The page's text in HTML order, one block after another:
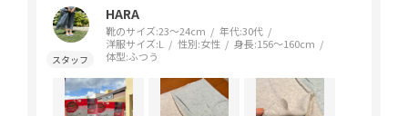
HARA
靴のサイズ:23～24cm 年代:30代
洋服サイズ:L 性別:女性 身長:156～160cm
体型:ふつう